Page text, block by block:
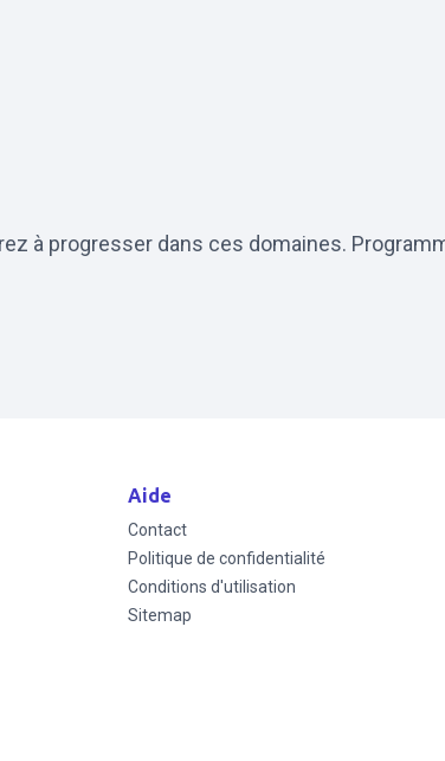
à progresser dans ces domaines.
Aide
Contact
Politique de confidentialité
Conditions d'utilisation
Sitemap